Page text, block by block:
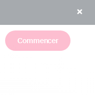
Commencer